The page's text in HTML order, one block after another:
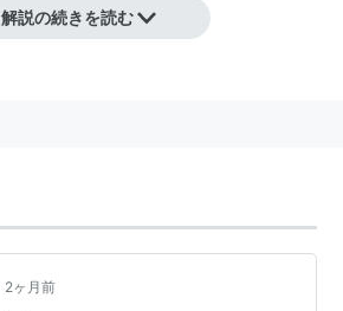
解説の続きを読む
2ヶ月前